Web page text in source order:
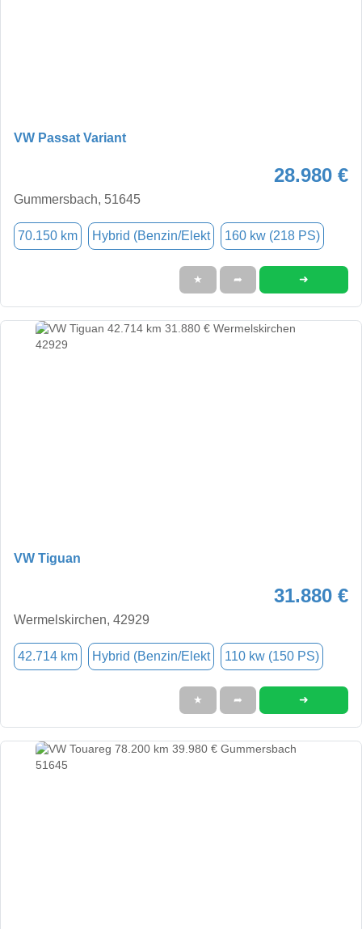
VW Passat Variant
28.980 €
Gummersbach, 51645
70.150 km Hybrid (Benzin/Elekt 160 kw (218 PS)
★ ➦ ➜
VW Tiguan
31.880 €
Wermelskirchen, 42929
42.714 km Hybrid (Benzin/Elekt 110 kw (150 PS)
★ ➦ ➜